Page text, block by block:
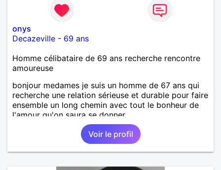
onys
Decazeville - 69 ans
Homme célibataire de 69 ans recherche rencontre
amoureuse
bonjour medames je suis un homme de 67 ans qui
recherche une relation sérieuse et durable pour faire
ensemble un long chemin avec tout le bonheur de
l'amour qu'on saura se donner.
Voir le profil